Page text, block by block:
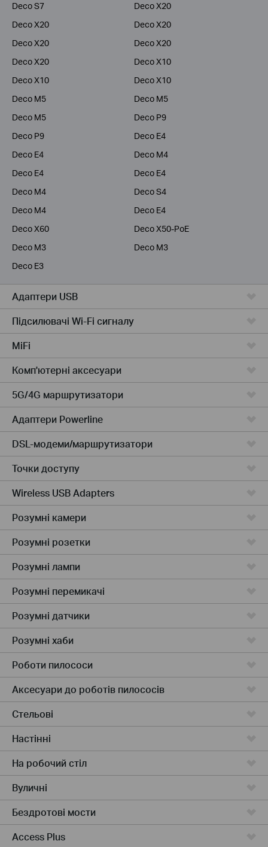
Deco S7
Deco X20
Deco X20
Deco X20
Deco X20
Deco X20
Deco X20
Deco X10
Deco X10
Deco X10
Deco M5
Deco M5
Deco M5
Deco P9
Deco P9
Deco E4
Deco E4
Deco M4
Deco E4
Deco E4
Deco M4
Deco S4
Deco M4
Deco E4
Deco X60
Deco X50-PoE
Deco M3
Deco M3
Deco E3
Адаптери USB
Підсилювачi Wi-Fi сигналу
MiFi
Комп'ютернi аксесуари
5G/4G маршрутизатори
Адаптери Powerline
DSL-модеми/маршрутизатори
Точки доступу
Wireless USB Adapters
Розумні камери
Розумні розетки
Розумнi лампи
Розумні перемикачі
Розумні датчики
Розумні хаби
Роботи пилососи
Аксесуари до роботів пилососів
Стельові
Настінні
На робочий стіл
Вуличні
Бездротові мости
Access Plus